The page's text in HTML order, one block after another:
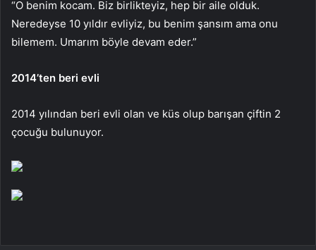
“O benim kocam. Biz birlikteyiz, hep bir aile olduk.
Neredeyse 10 yıldır evliyiz, bu benim şansım ama onu
bilemem. Umarım böyle devam eder.”
2014’ten beri evli
2014 yılından beri evli olan ve küs olup barışan çiftin 2
çocuğu bulunuyor.